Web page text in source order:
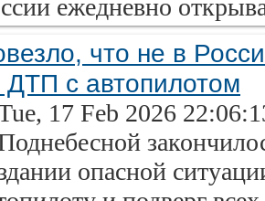
ежедневно
что не в
ДТП с автопилотом
17 Feb 2026
опасной